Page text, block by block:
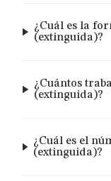
¿Cuál es la
(extinguida)?
¿Cuántos
(extinguida)?
¿Cuál es el
(extinguida)?